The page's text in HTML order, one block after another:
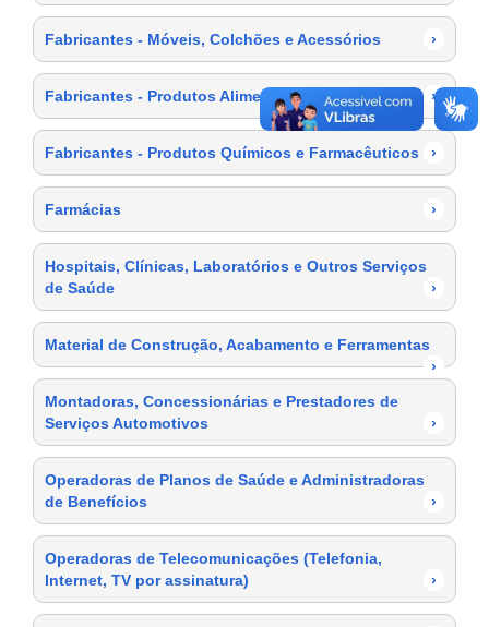
Fabricantes - Móveis, Colchões e Acessórios ›
Fabricantes - Produtos Alimentícios ›
Fabricantes - Produtos Químicos e Farmacêuticos ›
Farmácias ›
Hospitais, Clínicas, Laboratórios e Outros Serviços
de Saúde
›
Material de Construção, Acabamento e Ferramentas
›
Montadoras, Concessionárias e Prestadores de
Serviços Automotivos
›
Operadoras de Planos de Saúde e Administradoras
de Benefícios
›
Operadoras de Telecomunicações (Telefonia,
Internet, TV por assinatura)
›